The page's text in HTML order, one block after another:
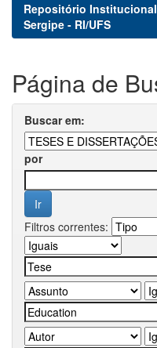
Repositório
Sergipe - RI/UFS
Página de
Buscar em:
por
Filtros correntes: